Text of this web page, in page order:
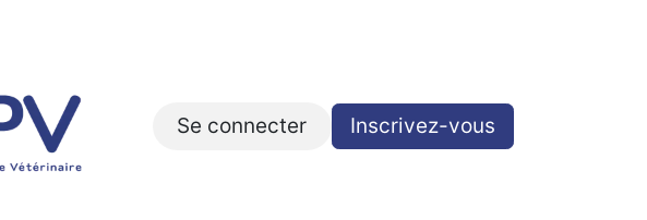
Se connecter Inscrivez-vous​​​​